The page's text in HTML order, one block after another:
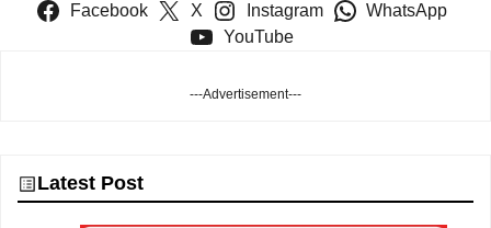
Facebook X Instagram
WhatsApp
YouTube
---Advertisement---
Latest Post